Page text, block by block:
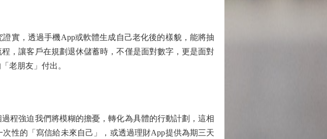
，透過手機App或軟體生成自己老化後的樣貌，能將抽
，讓客戶在規劃退休儲蓄時，不僅是面對數字，更是面對
老朋友」付出。
強迫我們將模糊的擔憂，轉化為具體的行動計劃，這相
性的「寫信給未來自己」，或透過理財App提供為期三天